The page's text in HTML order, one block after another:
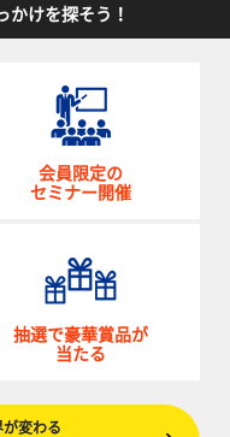
かけを探そう！
会員限定の
セミナー開催
抽選で豪華賞品が
当たる
変わる